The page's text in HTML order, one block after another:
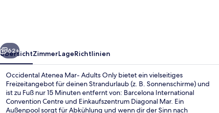
Weiter
62+
ÜbersichtZimmerLageRichtlinien
Occidental Atenea Mar- Adults Only bietet ein vielseitiges
Freizeitangebot für deinen Strandurlaub (z. B. Sonnenschirme) und
ist zu Fuß nur 15 Minuten entfernt von: Barcelona International
Convention Centre und Einkaufszentrum Diagonal Mar. Ein
Außenpool sorgt für Abkühlung und wenn dir der Sinn nach